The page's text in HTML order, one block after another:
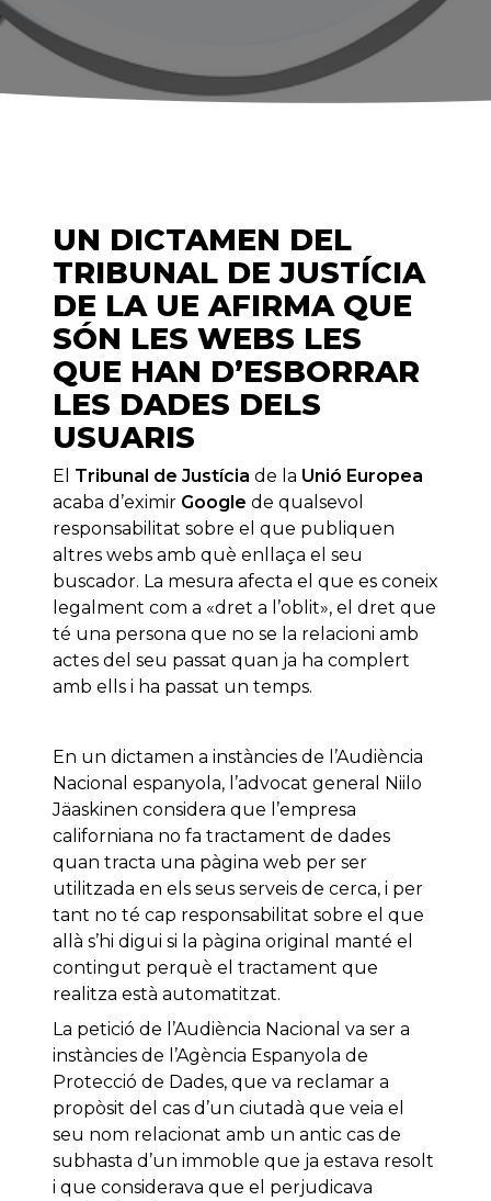
UN DICTAMEN DEL
TRIBUNAL DE JUSTÍCIA
DE LA UE AFIRMA QUE
SÓN LES WEBS LES
QUE HAN D’ESBORRAR
LES DADES DELS
USUARIS
El Tribunal de Justícia de la Unió Europea
acaba d’eximir Google de qualsevol
responsabilitat sobre el que publiquen
altres webs amb què enllaça el seu
buscador. La mesura afecta el que es coneix
legalment com a «dret a l’oblit», el dret que
té una persona que no se la relacioni amb
actes del seu passat quan ja ha complert
amb ells i ha passat un temps.
En un dictamen a instàncies de l’Audiència
Nacional espanyola, l’advocat general Niilo
Jäaskinen considera que l’empresa
californiana no fa tractament de dades
quan tracta una pàgina web per ser
utilitzada en els seus serveis de cerca, i per
tant no té cap responsabilitat sobre el que
allà s’hi digui si la pàgina original manté el
contingut perquè el tractament que
realitza està automatitzat.
La petició de l’Audiència Nacional va ser a
instàncies de l’Agència Espanyola de
Protecció de Dades, que va reclamar a
propòsit del cas d’un ciutadà que veia el
seu nom relacionat amb un antic cas de
subhasta d’un immoble que ja estava resolt
i que considerava que el perjudicava